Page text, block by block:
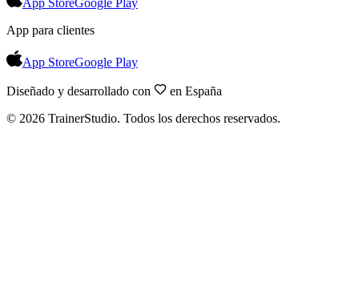
App para clientes
App StoreGoogle Play
Diseñado y desarrollado con
en España
© 2026 TrainerStudio. Todos los derechos reservados.